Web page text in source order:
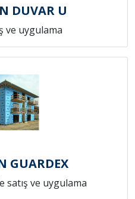
DUVAR U
ve uygulama
GUARDEX
satış ve uygulama